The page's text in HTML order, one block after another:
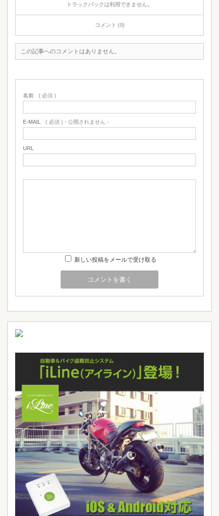
トラックバックは利用できません。
コメント (0)
この記事へのコメントはありません。
名前 ( 必須 )
E-MAIL ( 必須 ) - 公開されません -
URL
新しい投稿をメールで受け取る